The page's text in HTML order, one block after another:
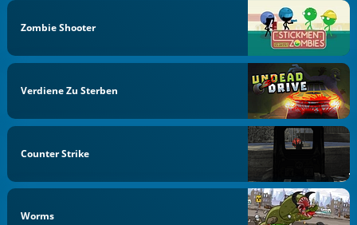
Zombie Shooter
Verdiene Zu Sterben
Counter Strike
Worms